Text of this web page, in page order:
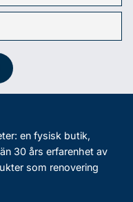
en fysisk butik,
30 års erfarenhet av
som renovering